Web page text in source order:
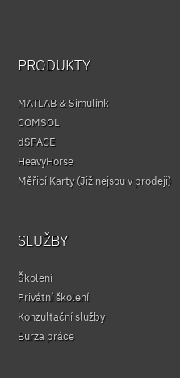
PRODUKTY
MATLAB & Simulink
COMSOL
dSPACE
HeavyHorse
Měřicí Karty (Již nejsou v prodeji)
SLUŽBY
Školení
Privátní školení
Konzultační služby
Burza práce